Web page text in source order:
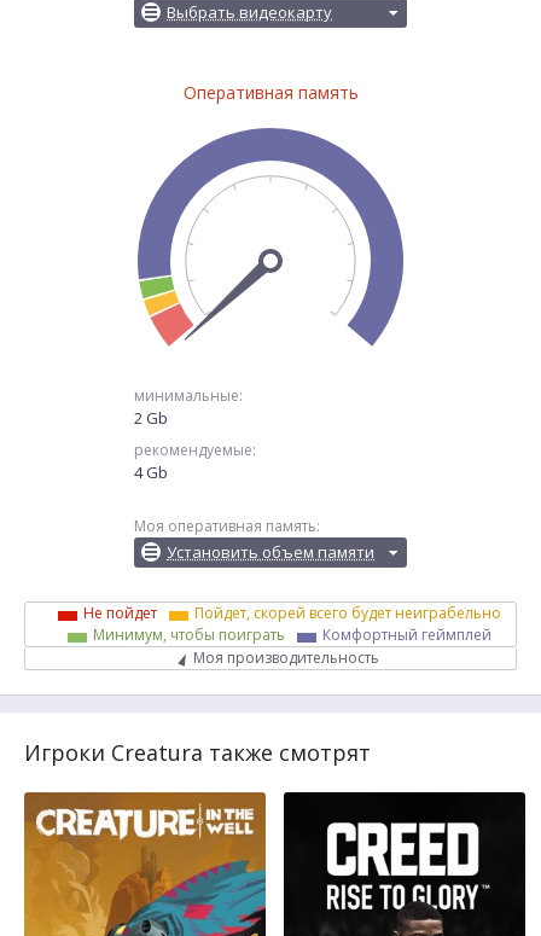
Выбрать видеокарту
Оперативная память
минимальные:
2 Gb
рекомендуемые:
4 Gb
Моя оперативная память:
Установить объем памяти
Не пойдет
Пойдет, скорей всего будет неиграбельно
Минимум, чтобы поиграть
Комфортный геймплей
Моя производительность
Игроки Creatura также смотрят